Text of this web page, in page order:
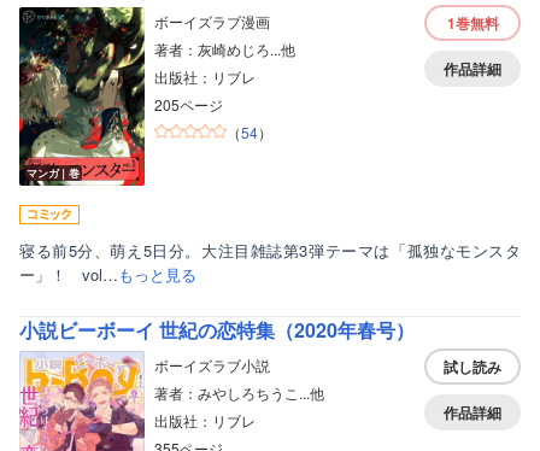
マンガ｜巻
ボーイズラブ漫画
著者：灰崎めじろ...他
出版社：リブレ
205ページ
（54）
1巻無料
作品詳細
寝る前5分、萌え5日分。大注目雑誌第3弾テーマは「孤独なモンスタ
ー」！ vol…もっと見る
小説ビーボーイ 世紀の恋特集（2020年春号）
ボーイズラブ小説
著者：みやしろちうこ...他
出版社：リブレ
試し読み
作品詳細